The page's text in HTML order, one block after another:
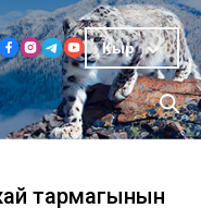
Кыр
тармагынын